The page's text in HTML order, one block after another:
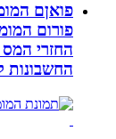
פואןם
פורום
החזרי המס
החשבונות